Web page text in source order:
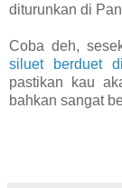
diturunkan di
Coba deh,
siluet berduet
pastikan kau
bahkan sangat